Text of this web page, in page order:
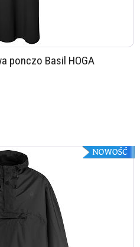
ponczo Basil HOGA